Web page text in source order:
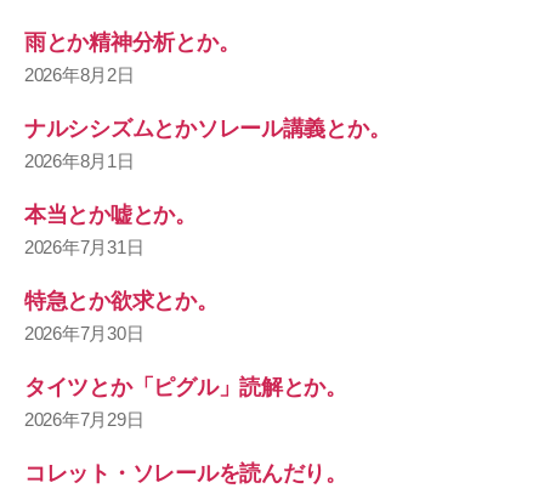
雨とか精神分析とか。
2026年8月2日
ナルシシズムとかソレール講義とか。
2026年8月1日
本当とか嘘とか。
2026年7月31日
特急とか欲求とか。
2026年7月30日
タイツとか「ピグル」読解とか。
2026年7月29日
コレット・ソレールを読んだり。